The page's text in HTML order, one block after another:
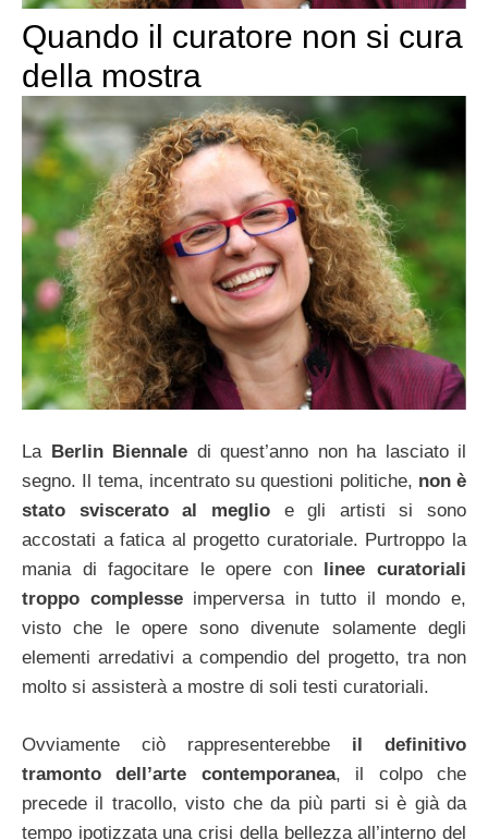
Quando il curatore non si cura
della mostra
LaBerlin Biennale di quest’anno non ha lasciato il
segno. Il tema, incentrato su questioni politiche, non è
stato sviscerato al meglioe gli artisti si sono
accostati a fatica al progetto curatoriale. Purtroppo la
mania di fagocitare le opere con linee curatoriali
troppo complesseimperversa in tutto il mondo e,
visto che le opere sono divenute solamente degli
elementi arredativi a compendio del progetto, tra non
molto si assisterà a mostre di soli testi curatoriali.
Ovviamente ciò rappresenterebbe il definitivo
tramonto dell’arte contemporanea, il colpo che
precede il tracollo, visto che da più parti si è già da
tempo ipotizzata una crisi della bellezza all’interno del